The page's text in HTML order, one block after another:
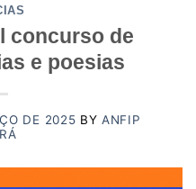
concurso de
e poesias
DE 2025 BY ANFIP